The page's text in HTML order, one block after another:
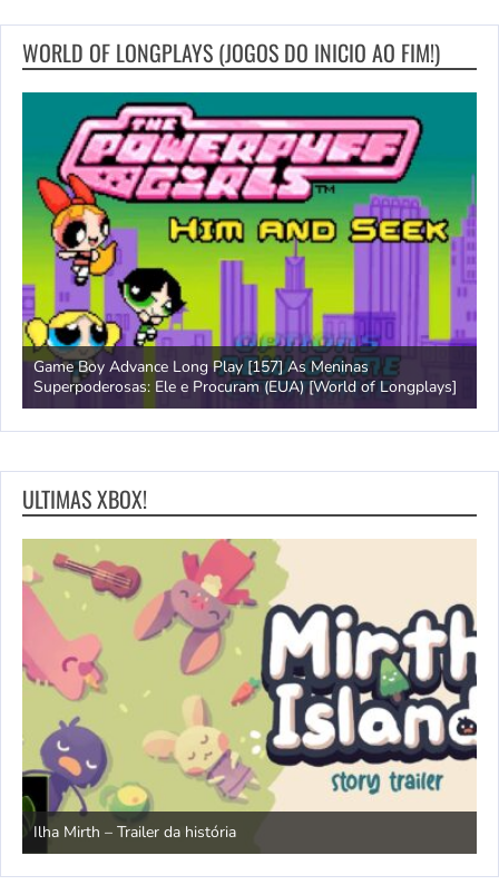
WORLD OF LONGPLAYS (JOGOS DO INICIO AO FIM!)
Game Boy Advance Long Play [157] As Meninas
Superpoderosas: Ele e Procuram (EUA) [World of Longplays]
ULTIMAS XBOX!
Ilha Mirth – Trailer da história